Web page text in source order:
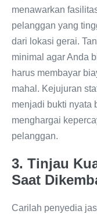
menawarkan
pelanggan yang
dari lokasi gerai.
minimal agar Anda
harus membayar
mahal. Kejujuran
menjadi bukti nyata
menghargai
pelanggan.
3. Tinjau
Saat
Carilah penyedia